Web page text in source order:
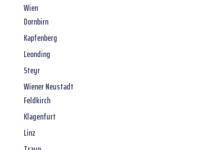
Wien
Dornbirn
Kapfenberg
Leonding
Steyr
Wiener Neustadt
Feldkirch
Klagenfurt
Linz